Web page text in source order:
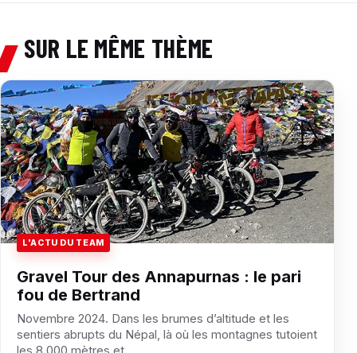
SUR LE MÊME THÈME
L'ACTU DU TEAM
Gravel Tour des Annapurnas : le pari
fou de Bertrand
Novembre 2024. Dans les brumes d’altitude et les
sentiers abrupts du Népal, là où les montagnes tutoient